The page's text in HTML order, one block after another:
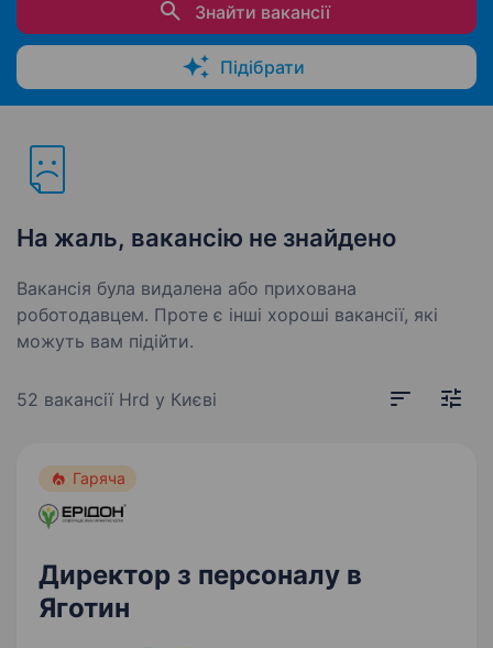
Знайти вакансії
Підібрати
На жаль, вакансію не знайдено
Вакансія була видалена або прихована
роботодавцем. Проте є інші хороші вакансії, які
можуть вам підійти.
52 вакансії Hrd у Києві
Гаряча
Директор з персоналу в
Яготин